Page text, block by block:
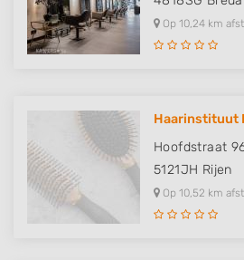
Op 10,24 km
Haarinstituut
Hoofdstraat
5121JH Rijen
Op 10,52 km